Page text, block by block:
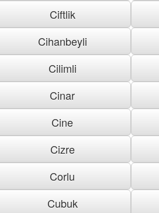
Ciftlik
Cihanbeyli
Cilimli
Cinar
Cine
Cizre
Corlu
Cubuk